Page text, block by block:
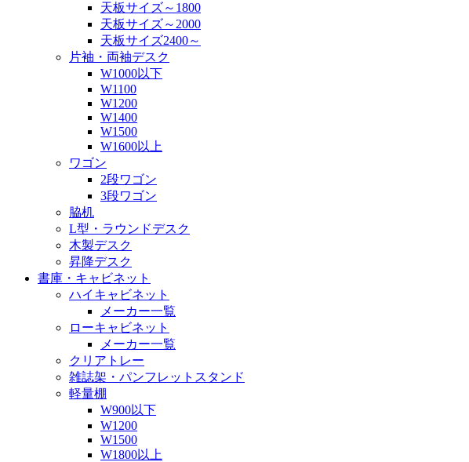
天板サイズ～1800
天板サイズ～2000
天板サイズ2400～
片袖・両袖デスク
W1000以下
W1100
W1200
W1400
W1500
W1600以上
ワゴン
2段ワゴン
3段ワゴン
脇机
L型・ラウンドデスク
木製デスク
昇降デスク
書庫・キャビネット
ハイキャビネット
メーカー一覧
ローキャビネット
メーカー一覧
クリアトレー
雑誌架・パンフレットスタンド
軽量棚
W900以下
W1200
W1500
W1800以上